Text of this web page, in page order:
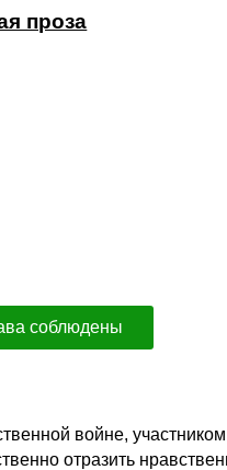
проза
соблюдены
войне,
отразить